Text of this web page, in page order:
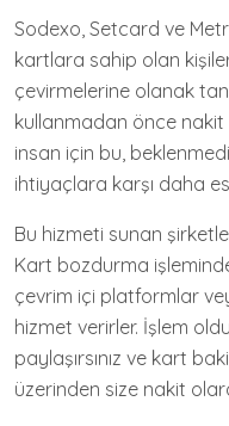
Sodexo, Setcard ve
kartlara sahip olan
çevirmelerine olanak
kullanmadan önce
insan için bu,
ihtiyaçlara karşı daha
Bu hizmeti sunan
Kart bozdurma
çevrim içi platformlar
hizmet verirler. İşlem
paylaşırsınız ve kart
üzerinden size nakit